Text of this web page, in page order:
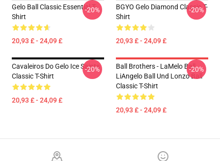
Gelo Ball Classic Essential T-
Shirt
20,93 £ - 24,09 £
-20%
BGYO Gelo Diamond Classic T-
Shirt
20,93 £ - 24,09 £
-20%
Cavaleiros Do Gelo Ice Saints
Classic T-Shirt
20,93 £ - 24,09 £
-20%
Ball Brothers - LaMelo Ball
LiAngelo Ball Und Lonzo Ball
Classic T-Shirt
20,93 £ - 24,09 £
-20%